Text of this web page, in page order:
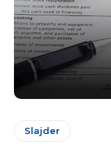
Slajder